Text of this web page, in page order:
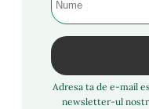
Adresa ta de e-mail
newsletter-ul